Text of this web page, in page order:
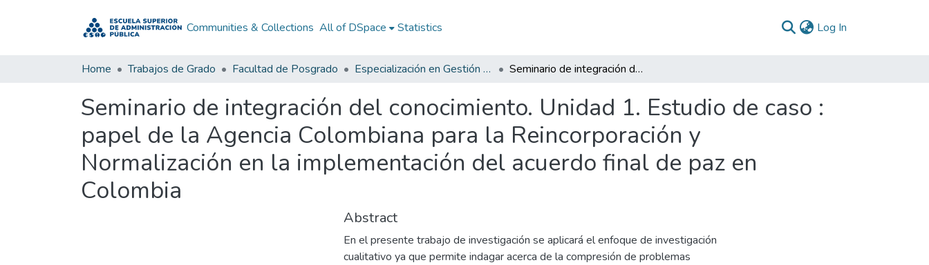
Communities & Collections All of DSpace Statistics Log In
Home Trabajos de Grado Facultad de Posgrado Especialización en Gestión Pública Seminario de integración del conocimiento. Unidad 1. Estudio de caso : papel de la Agencia Colombiana para la Reincorporación y Normalización en la implementación del acuerdo final de paz en Colombia
Seminario de integración del conocimiento. Unidad 1. Estudio de caso :
papel de la Agencia Colombiana para la Reincorporación y
Normalización en la implementación del acuerdo final de paz en
Colombia
Abstract
En el presente trabajo de investigación se aplicará el enfoque de investigación
cualitativo ya que permite indagar acerca de la compresión de problemas